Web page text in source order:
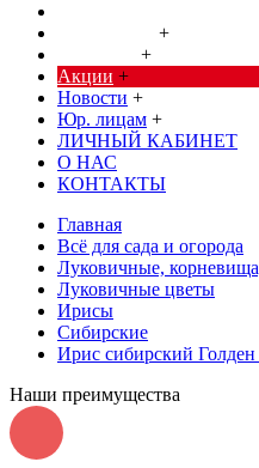
+
+
Акции +
Новости +
Юр. лицам +
ЛИЧНЫЙ КАБИНЕТ
О НАС
КОНТАКТЫ
Главная
Всё для сада и огорода
Луковичные,
Луковичные цветы
Ирисы
Сибирские
Ирис сибирский
Наши преимущества